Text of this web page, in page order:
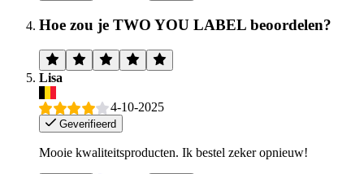
Hoe zou je TWO YOU LABEL beoordelen?
Lisa
4-10-2025
Geverifieerd
Mooie kwaliteitsproducten. Ik bestel zeker opnieuw!